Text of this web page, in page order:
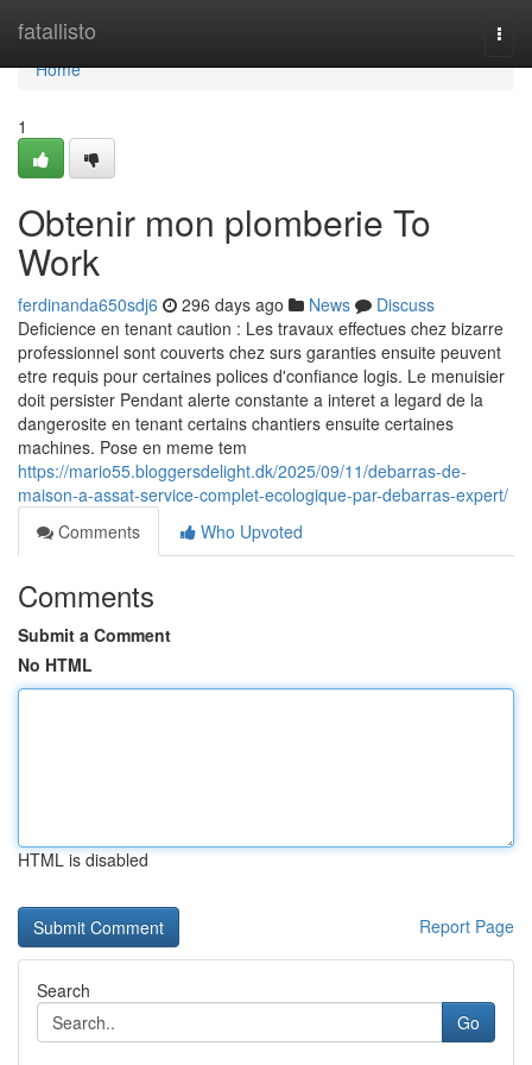
fatallisto
Home
Home
1
Obtenir mon plomberie To
Work
ferdinanda650sdj6 296 days ago News
Discuss
Deficience en tenant caution : Les travaux effectues chez bizarre
professionnel sont couverts chez surs garanties ensuite peuvent
etre requis pour certaines polices d'confiance logis. Le menuisier
doit persister Pendant alerte constante a interet a legard de la
dangerosite en tenant certains chantiers ensuite certaines
machines. Pose en meme tem
https://mario55.bloggersdelight.dk/2025/09/11/debarras-de-
maison-a-assat-service-complet-ecologique-par-debarras-expert/
Comments
Who Upvoted
Comments
Submit a Comment
No HTML
HTML is disabled
Report Page
Search
Go